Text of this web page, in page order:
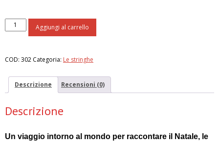
Natale
quantità
Aggiungi al carrello
COD: 302 Categoria: Le stringhe
Descrizione Recensioni (0)
Descrizione
Un viaggio intorno al mondo per raccontare il Natale, le